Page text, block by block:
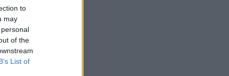
to
may
of the
List of